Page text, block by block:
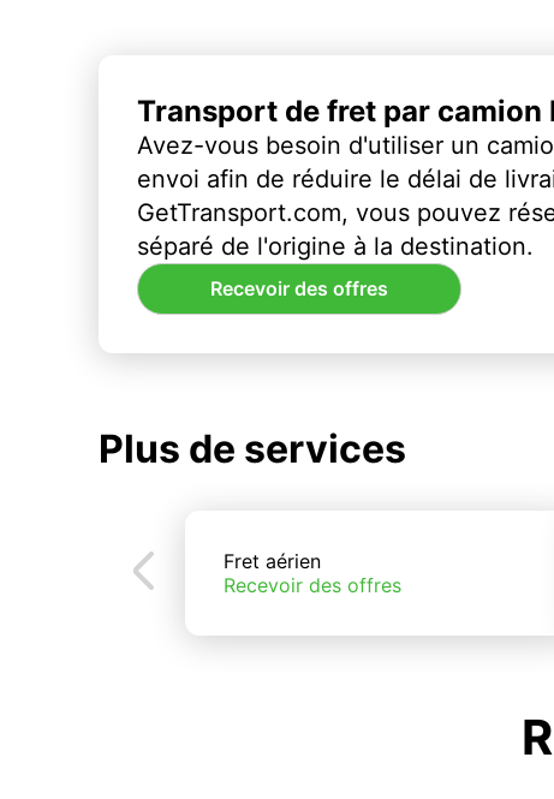
Transport de fret par camion
Avez-vous besoin d'utiliser un
envoi afin de réduire le délai de
GetTransport.com, vous pouvez
séparé de l'origine à la destination.
Recevoir des offres
Plus de services
Fret aérien
Recevoir des offres